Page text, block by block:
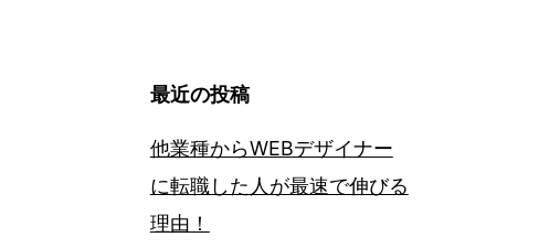
最近の投稿
他業種からWEBデザイナー
に転職した人が最速で伸びる
理由！